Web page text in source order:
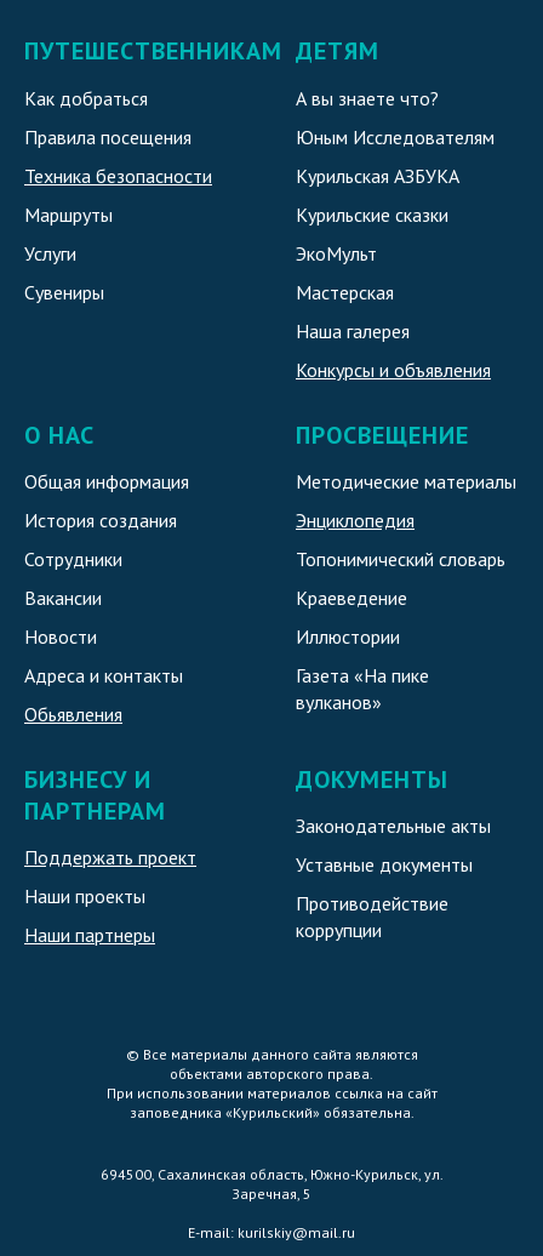
ПУТЕШЕСТВЕННИКАМ
Как добраться
Правила посещения
Техника безопасности
Маршруты
Услуги
Сувениры
ДЕТЯМ
А вы знаете что?
Юным Исследователям
Курильская АЗБУКА
Курильские сказки
ЭкоМульт
Мастерская
Наша галерея
Конкурсы и объявления
О НАС
Общая информация
История создания
Сотрудники
Вакансии
Новости
Адреса и контакты
Обьявления
ПРОСВЕЩЕНИЕ
Методические материалы
Энциклопедия
Топонимический словарь
Краеведение
Иллюстории
Газета «На пике
вулканов»
БИЗНЕСУ И
ПАРТНЕРАМ
Поддержать проект
Наши проекты
Наши партнеры
ДОКУМЕНТЫ
Законодательные акты
Уставные документы
Противодействие
коррупции
© Все материалы данного сайта являются
объектами авторского права.
При использовании материалов ссылка на сайт
заповедника «Курильский» обязательна.
694500, Сахалинская область, Южно-Курильск, ул.
Заречная, 5
E-mail: kurilskiy@mail.ru